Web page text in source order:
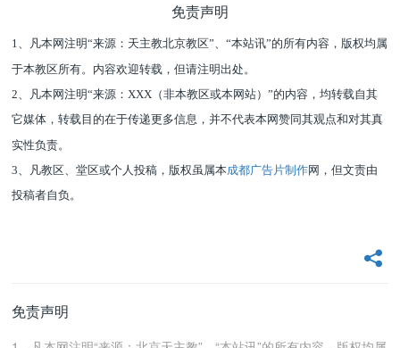
免责声明
1、凡本网注明“来源：天主教北京教区”、“本站讯”的所有内容，版权均属
于本教区所有。内容欢迎转载，但请注明出处。
2、凡本网注明“来源： XXX （非本教区或本网站） ”的内容，均转载自其
它媒体，转载目的在于传递更多信息，并不代表本网赞同其观点和对其真
实性负责。
3、凡教区、堂区或个人投稿，版权虽属本成都广告片制作网，但文责由
投稿者自负。
免责声明